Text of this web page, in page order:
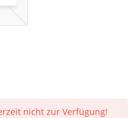
nicht zur Verfügung!